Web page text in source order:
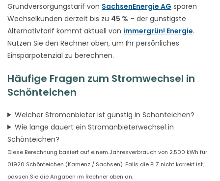
Grundversorgungstarif von SachsenEnergie AG sparen
Wechselkunden derzeit bis zu 45 % – der günstigste
Alternativtarif kommt aktuell von immergrün! Energie.
Nutzen Sie den Rechner oben, um Ihr persönliches
Einsparpotenzial zu berechnen.
Häufige Fragen zum Stromwechsel in
Schönteichen
Welcher Stromanbieter ist günstig in Schönteichen?
Wie lange dauert ein Stromanbieterwechsel in
Schönteichen?
Diese Berechnung basiert auf einem Jahresverbrauch von 2.500 kWh für
01920 Schönteichen (Kamenz / Sachsen). Falls die PLZ nicht korrekt ist,
passen Sie die Angaben im Rechner oben an.